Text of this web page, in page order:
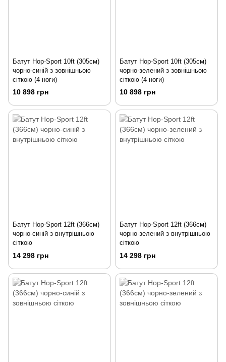
Батут Hop-Sport 10ft (305см)
чорно-синій з зовнішньою
сіткою (4 ноги)
10 898 грн
Батут Hop-Sport 10ft (305см)
чорно-зелений з зовнішньою
сіткою (4 ноги)
10 898 грн
Батут Hop-Sport 12ft (366см)
чорно-синій з внутрішньою
сіткою
14 298 грн
Батут Hop-Sport 12ft (366см)
чорно-зелений з внутрішньою
сіткою
14 298 грн